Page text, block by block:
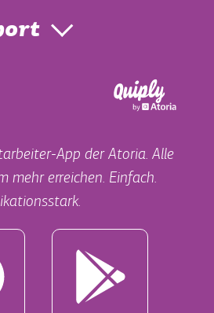
App der Atoria. Alle
mehr erreichen. Einfach.